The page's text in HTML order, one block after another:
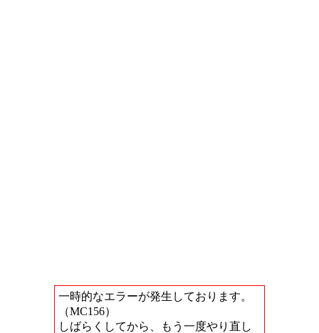
一時的なエラーが発生しております。
（MC156）
しばらくしてから、もう一度やり直し